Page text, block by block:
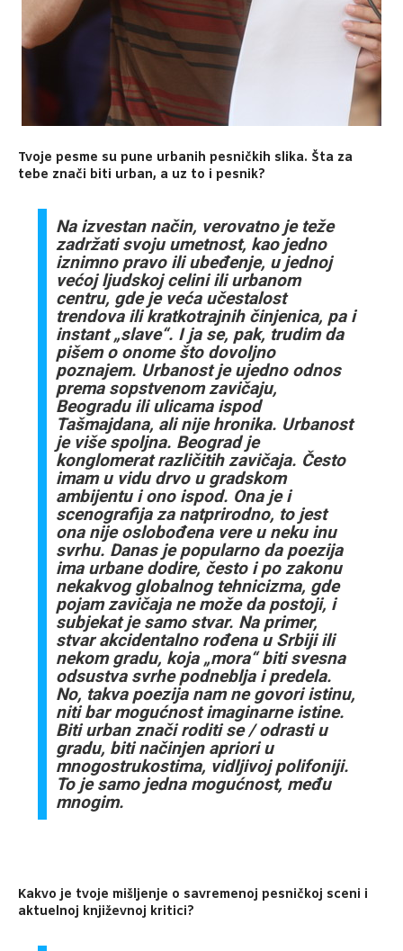
Tvoje pesme su pune urbanih pesničkih slika. Šta za
tebe znači biti urban, a uz to i pesnik?
Na izvestan način, verovatno je teže
zadržati svoju umetnost, kao jedno
iznimno pravo ili ubeđenje, u jednoj
većoj ljudskoj celini ili urbanom
centru, gde je veća učestalost
trendova ili kratkotrajnih činjenica, pa i
instant „slave“. I ja se, pak, trudim da
pišem o onome što dovoljno
poznajem. Urbanost je ujedno odnos
prema sopstvenom zavičaju,
Beogradu ili ulicama ispod
Tašmajdana, ali nije hronika. Urbanost
je više spoljna. Beograd je
konglomerat različitih zavičaja. Često
imam u vidu drvo u gradskom
ambijentu i ono ispod. Ona je i
scenografija za natprirodno, to jest
ona nije oslobođena vere u neku inu
svrhu. Danas je popularno da poezija
ima urbane dodire, često i po zakonu
nekakvog globalnog tehnicizma, gde
pojam zavičaja ne može da postoji, i
subjekat je samo stvar. Na primer,
stvar akcidentalno rođena u Srbiji ili
nekom gradu, koja „mora“ biti svesna
odsustva svrhe podneblja i predela.
No, takva poezija nam ne govori istinu,
niti bar mogućnost imaginarne istine.
Biti urban znači roditi se / odrasti u
gradu, biti načinjen apriori u
mnogostrukostima, vidljivoj polifoniji.
To je samo jedna mogućnost, među
mnogim.
Kakvo je tvoje mišljenje o savremenoj pesničkoj sceni i
aktuelnoj književnoj kritici?